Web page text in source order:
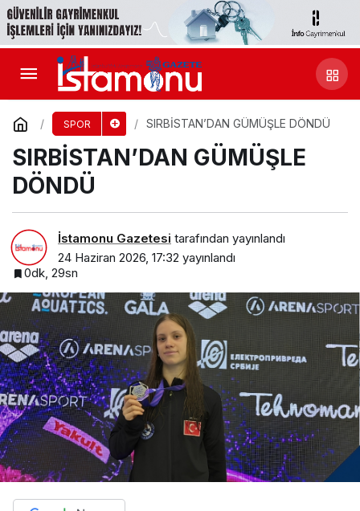
SPOR SIRBİSTAN’DAN GÜMÜŞLE DÖNDÜ
SIRBİSTAN’DAN GÜMÜŞLE
DÖNDÜ
İstamonu Gazetesi tarafından yayınlandı
24 Haziran 2026, 17:32 yayınlandı
0dk, 29sn